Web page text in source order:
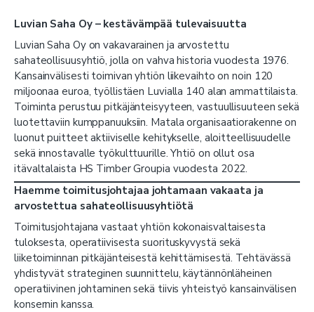
Luvian Saha Oy – kestävämpää tulevaisuutta
Luvian Saha Oy on vakavarainen ja arvostettu
sahateollisuusyhtiö, jolla on vahva historia vuodesta 1976.
Kansainvälisesti toimivan yhtiön liikevaihto on noin 120
miljoonaa euroa, työllistäen Luvialla 140 alan ammattilaista.
Toiminta perustuu pitkäjänteisyyteen, vastuullisuuteen sekä
luotettaviin kumppanuuksiin. Matala organisaatiorakenne on
luonut puitteet aktiiviselle kehitykselle, aloitteellisuudelle
sekä innostavalle työkulttuurille. Yhtiö on ollut osa
itävaltalaista HS Timber Groupia vuodesta 2022.
Haemme toimitusjohtajaa johtamaan vakaata ja
arvostettua sahateollisuusyhtiötä
Toimitusjohtajana vastaat yhtiön kokonaisvaltaisesta
tuloksesta, operatiivisesta suorituskyvystä sekä
liiketoiminnan pitkäjänteisestä kehittämisestä. Tehtävässä
yhdistyvät strateginen suunnittelu, käytännönläheinen
operatiivinen johtaminen sekä tiivis yhteistyö kansainvälisen
konsernin kanssa.